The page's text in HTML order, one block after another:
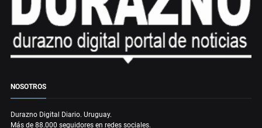
NOSOTROS
Durazno Digital Diario. Uruguay.
Más de 88.000 seguidores en redes sociales.